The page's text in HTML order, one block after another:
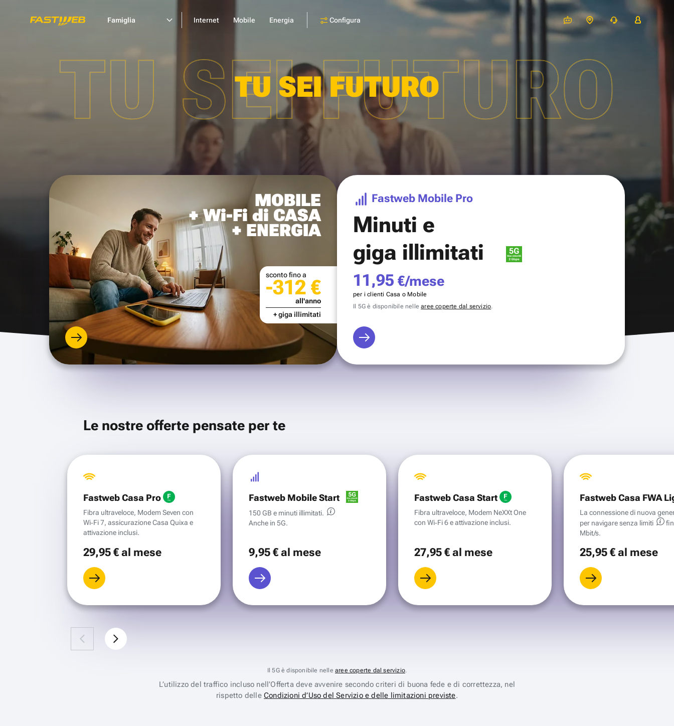
Famiglia Internet Mobile Energia Configura
TU SEI FUTURO
TU SEI FUTURO
MOBILE
+ Wi-Fi di CASA
+ ENERGIA
sconto fino a
-312 €
all'anno
+ giga illimitati
Fastweb Mobile Pro
Minuti e
giga illimitati
11,95 €/mese
per i clienti Casa o Mobile
Il 5G è disponibile nellearee coperte dal servizio.
Le nostre offerte pensate per te
Fastweb Casa Pro
Fibra ultraveloce, Modem Seven con
Wi‑Fi 7, assicurazione Casa Quixa e
attivazione inclusi.
29,95 €al mese
Fastweb Mobile Start
150 GB e minuti illimitati.
Anche in 5G.
9,95 €al mese
Fastweb Casa Start
Fibra ultraveloce, Modem NeXXt One
con Wi‑Fi 6 e attivazione inclusi.
27,95 €al mese
Fastweb Casa FWA
La connessione di nuova
per navigare senza limiti
Mbit/s.
25,95 €al mese
Il 5G è disponibile nelle aree coperte dal servizio.
L’utilizzo del traffico incluso nell’Offerta deve avvenire secondo criteri di buona fede e di correttezza, nel
rispetto delleCondizioni d’Uso del Servizio e delle limitazioni previste.